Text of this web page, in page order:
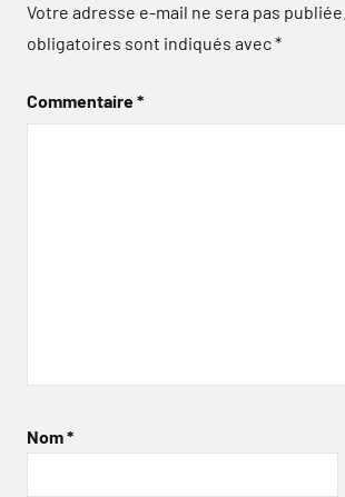
Votre adresse e-mail ne sera pas publiée.
obligatoires sont indiqués avec*
Commentaire*
Nom*